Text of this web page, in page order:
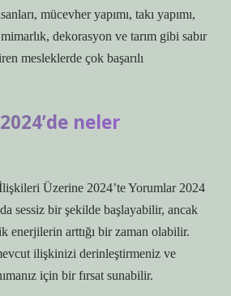
mücevher yapımı, takı yapımı,
dekorasyon ve tarım gibi sabır
mesleklerde çok başarılı
neler
Üzerine 2024’te Yorumlar 2024
sessiz bir şekilde başlayabilir, ancak
enerjilerin arttığı bir zaman olabilir.
ilişkinizi derinleştirmeniz ve
için bir fırsat sunabilir.